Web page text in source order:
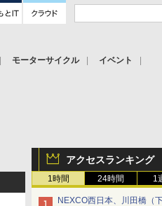
モーターサイクル
イベント
アクセスランキング
1時間 24時間 1
NEXCO西日本、川田橋（